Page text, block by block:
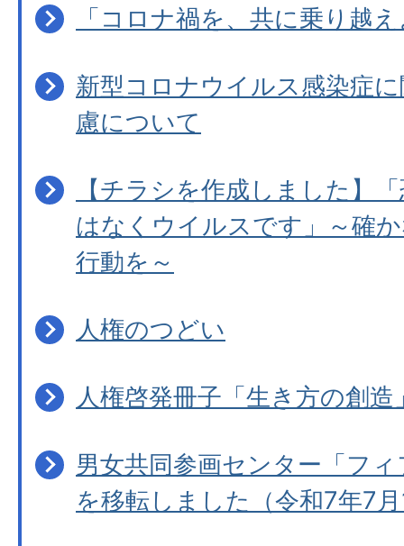
「コロナ禍を、共に乗り越
新型コロナウイルス感染症
慮について
【チラシを作成しました】
はなくウイルスです」～確
行動を～
人権のつどい
人権啓発冊子「生き方の創造
男女共同参画センター「フ
を移転しました（令和7年7